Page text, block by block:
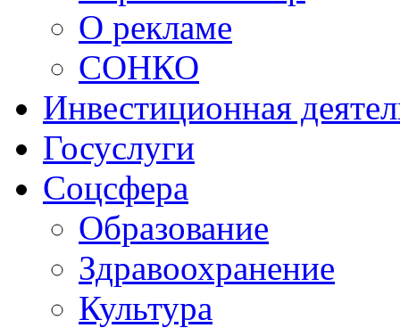
О рекламе
СОНКО
Инвестиционная
Госуслуги
Соцсфера
Образование
Здравоохранение
Культура